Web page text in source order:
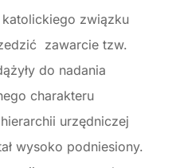
związku
zawarcie tzw.
do nadania
charakteru
urzędniczej
wysoko podniesiony.